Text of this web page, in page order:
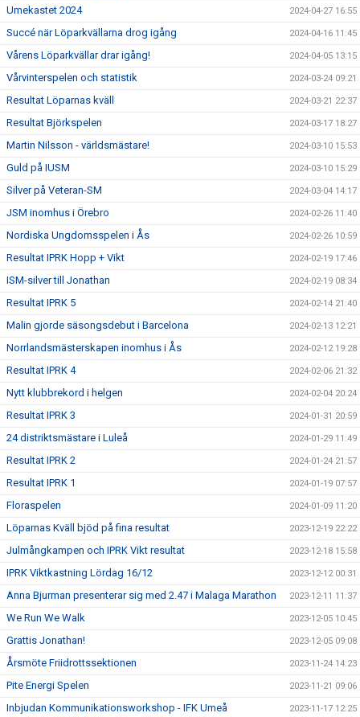
Umekastet 2024 2024-04-27 16:55
Succé när Löparkvällarna drog igång 2024-04-16 11:45
Vårens Löparkvällar drar igång! 2024-04-05 13:15
Vårvinterspelen och statistik 2024-03-24 09:21
Resultat Löparnas kväll 2024-03-21 22:37
Resultat Björkspelen 2024-03-17 18:27
Martin Nilsson - världsmästare! 2024-03-10 15:53
Guld på IUSM 2024-03-10 15:29
Silver på Veteran-SM 2024-03-04 14:17
JSM inomhus i Örebro 2024-02-26 11:40
Nordiska Ungdomsspelen i Ås 2024-02-26 10:59
Resultat IPRK Hopp + Vikt 2024-02-19 17:46
ISM-silver till Jonathan 2024-02-19 08:34
Resultat IPRK 5 2024-02-14 21:40
Malin gjorde säsongsdebut i Barcelona 2024-02-13 12:21
Norrlandsmästerskapen inomhus i Ås 2024-02-12 19:28
Resultat IPRK 4 2024-02-06 21:32
Nytt klubbrekord i helgen 2024-02-04 20:24
Resultat IPRK 3 2024-01-31 20:59
24 distriktsmästare i Luleå 2024-01-29 11:49
Resultat IPRK 2 2024-01-24 21:57
Resultat IPRK 1 2024-01-19 07:57
Floraspelen 2024-01-09 11:20
Löparnas Kväll bjöd på fina resultat 2023-12-19 22:22
Julmångkampen och IPRK Vikt resultat 2023-12-18 15:58
IPRK Viktkastning Lördag 16/12 2023-12-12 00:31
Anna Bjurman presenterar sig med 2.47 i Malaga Marathon 2023-12-11 11:37
We Run We Walk 2023-12-05 10:45
Grattis Jonathan! 2023-12-05 09:08
Årsmöte Friidrottssektionen 2023-11-24 14:23
Pite Energi Spelen 2023-11-21 09:06
Inbjudan Kommunikationsworkshop - IFK Umeå 2023-11-17 12:25